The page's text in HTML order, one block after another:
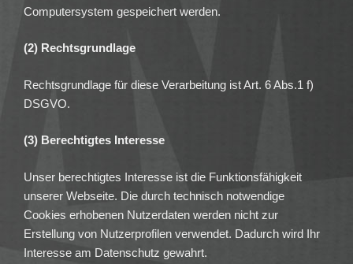
Computersystem gespeichert werden.
(2) Rechtsgrundlage
Rechtsgrundlage für diese Verarbeitung ist Art. 6 Abs.1 f)
DSGVO.
(3) Berechtigtes Interesse
Unser berechtigtes Interesse ist die Funktionsfähigkeit
unserer Webseite. Die durch technisch notwendige
Cookies erhobenen Nutzerdaten werden nicht zur
Erstellung von Nutzerprofilen verwendet. Dadurch wird Ihr
Interesse am Datenschutz gewahrt.